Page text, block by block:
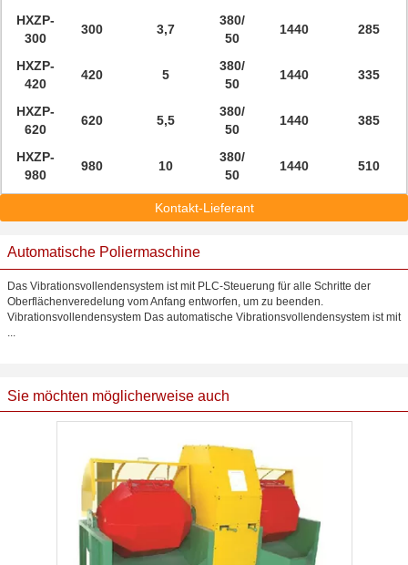
HXZP-
300
300 3,7
380/
50
1440 285
HXZP-
420
420 5
380/
50
1440 335
HXZP-
620
620 5,5
380/
50
1440 385
HXZP-
980
980 10
380/
50
1440 510
Kontakt-Lieferant
Automatische Poliermaschine
Das Vibrationsvollendensystem ist mit PLC-Steuerung für alle Schritte der
Oberflächenveredelung vom Anfang entworfen, um zu beenden.
Vibrationsvollendensystem Das automatische Vibrationsvollendensystem ist mit
...
Sie möchten möglicherweise auch